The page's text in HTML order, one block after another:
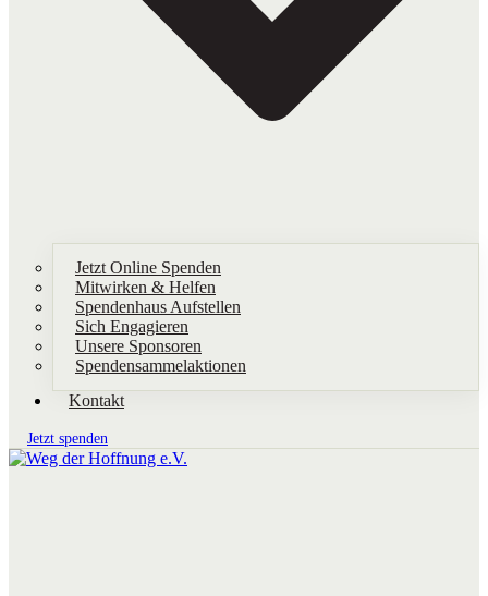
Jetzt Online Spenden
Mitwirken & Helfen
Spendenhaus Aufstellen
Sich Engagieren
Unsere Sponsoren
Spendensammelaktionen
Kontakt
Jetzt spenden